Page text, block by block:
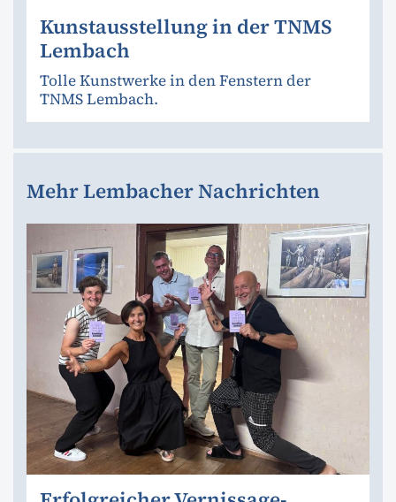
Kunstausstellung in der TNMS
Lembach
Tolle Kunstwerke in den Fenstern der
TNMS Lembach.
Mehr Lembacher Nachrichten